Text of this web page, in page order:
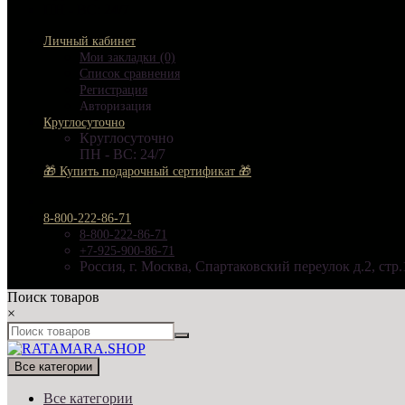
Личный кабинет
Мои закладки (0)
Список сравнения
Регистрация
Авторизация
Круглосуточно
Круглосуточно
ПН - ВС: 24/7
🎁 Купить подарочный сертификат 🎁
8-800-222-86-71
8-800-222-86-71
+7-925-900-86-71
Россия, г. Москва, Спартаковский переулок д.2,
Поиск товаров
×
Все категории
Все категории